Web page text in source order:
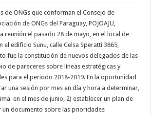
de ONGs que conforman el Consejo de
de ONGs del Paraguay, POJOAJU,
reunión el pasado 28 de mayo, en el local de
el edificio Sunu, calle Celsa Speratti 3865,
fue la constitución de nuevos delegados de las
de pareceres sobre líneas estratégicas y
para el periodo 2018-2019. En la oportunidad
una sesión por mes en día y hora a determinar,
en el mes de junio, 2) establecer un plan de
un documento sobre las prioridades